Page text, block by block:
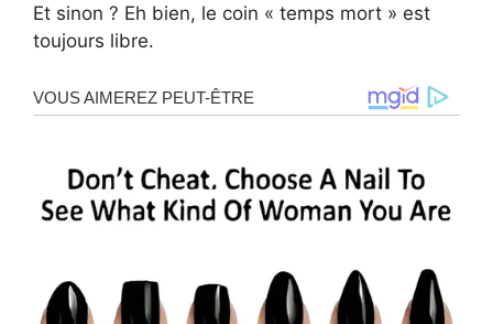
Et sinon ? Eh bien, le coin « temps mort » est
toujours libre.